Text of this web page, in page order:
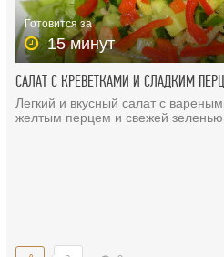
Готовится за
15 минут
САЛАТ С КРЕВЕТКАМИ И СЛАДКИМ
Легкий и вкусный салат с
желтым перцем и свежей зеленью